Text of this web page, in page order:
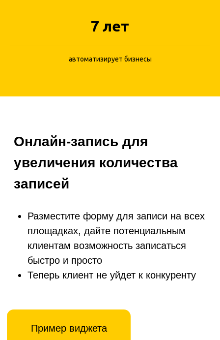
7 лет
автоматизирует бизнесы
одном месте